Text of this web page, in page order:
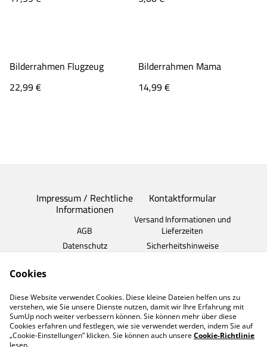
Bilderrahmen Flugzeug
22,99 €
Bilderrahmen Mama
14,99 €
Impressum / Rechtliche
Informationen
AGB
Datenschutz
Kontaktformular
Versand Informationen und
Lieferzeiten
Sicherheitshinweise
Sie Erreichen uns am
besten per WhatsApp
Nachricht
Cookies
Diese Website verwendet Cookies. Diese kleine Dateien helfen uns zu
verstehen, wie Sie unsere Dienste nutzen, damit wir Ihre Erfahrung mit
SumUp noch weiter verbessern können. Sie können mehr über diese
Cookies erfahren und festlegen, wie sie verwendet werden, indem Sie auf
„Cookie-Einstellungen” klicken. Sie können auch unsereCookie-Richtlinie
lesen.